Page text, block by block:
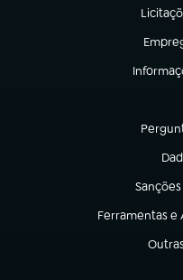
(abre
(abre
(abre
(abre
(abre
Ferramentas e
(abre em nova
(abre